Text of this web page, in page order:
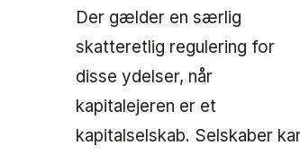
Der gælder en særlig
skatteretlig regulering for
disse ydelser, når
kapitalejeren er et
kapitalselskab. Selskaber